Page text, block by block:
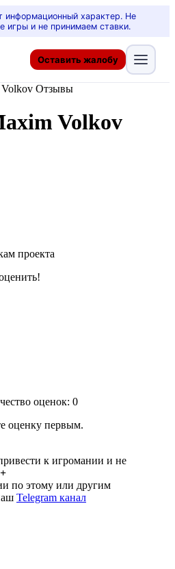
информационный характер. Не
игры и не принимаем ставки.
Оставить жалобу
Отзывы
Volkov
проекта
оценок: 0
оценку первым.
к игромании и не
по этому или другим
Telegram канал